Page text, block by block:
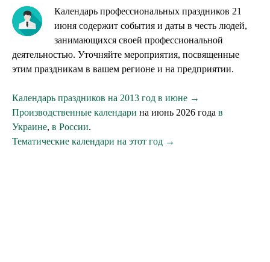
Календарь профессиональных праздников 21
июня содержит события и даты в честь людей,
занимающихся своей профессиональной
деятельностью. Уточняйте мероприятия, посвященные
этим праздникам в вашем регионе и на предприятии.
Календарь праздников на 2013 год в июне →
Производственные календари на июнь 2026 года в
Украине, в России.
Тематические календари на этот год →